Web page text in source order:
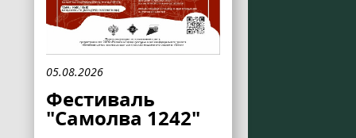
05.08.2026
Фестиваль
"Самолва 1242"